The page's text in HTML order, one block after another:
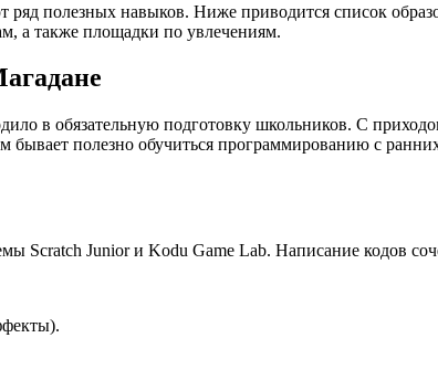
ряд полезных навыков. Ниже приводится список
а также площадки по увлечениям.
в обязательную подготовку школьников. С
полезно обучиться программированию с
Scratch Junior и Kodu Game Lab. Написание кодов